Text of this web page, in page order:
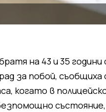
на 43 и 35
за побой,
когато в